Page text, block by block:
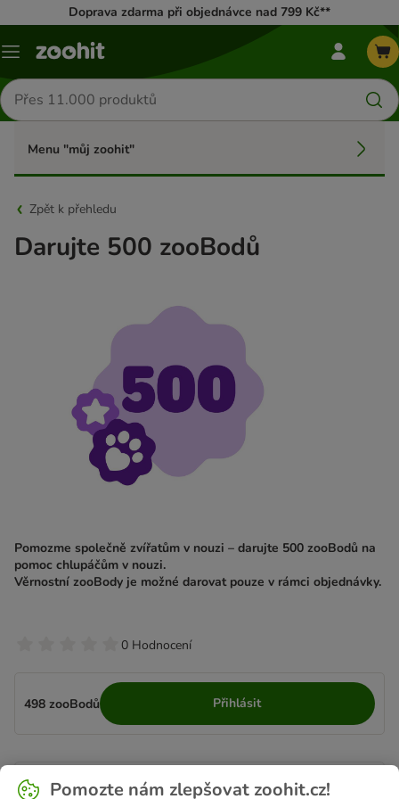
Doprava zdarma při objednávce nad 799 Kč**
Menu
mé
zoohit
menu
Hledat
produkty
Menu "můj zoohit"
Zpět k přehledu
Darujte 500 zooBodů
Pomozme společně zvířatům v nouzi – darujte 500 zooBodů na
pomoc chlupáčům v nouzi.
Věrnostní zooBody je možné darovat pouze v rámci objednávky.
0 Hodnocení
498 zooBodů Přihlásit
Pomozte nám zlepšovat zoohit.cz!